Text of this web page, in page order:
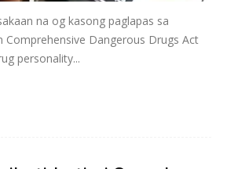
na og kasong paglapas sa
Comprehensive Dangerous Drugs Act
personality...